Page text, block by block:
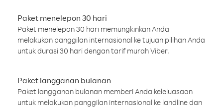
Paket menelepon 30 hari
Paket menelepon 30 hari memungkinkan Anda
melakukan panggilan internasional ke tujuan pilihan Anda
untuk durasi 30 hari dengan tarif murah Viber.
Paket langganan bulanan
Paket langganan bulanan memberi Anda keleluasaan
untuk melakukan panggilan internasional ke landline dan